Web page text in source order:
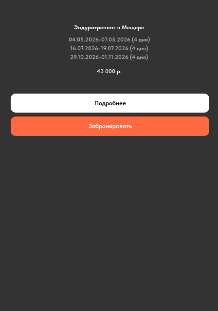
Эндуротренинг в Мещере
04.05.2026-07.05.2026 (4 дня)
16.07.2026-19.07.2026 (4 дня)
29.10.2026-01.11.2026 (4 дня)
43 000 р.
Подробнее
Забронировать